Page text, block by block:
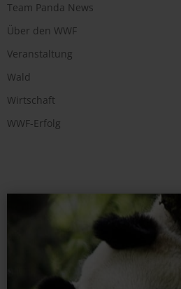
Team Panda News
Über den WWF
Veranstaltung
Wald
Wirtschaft
WWF-Erfolg